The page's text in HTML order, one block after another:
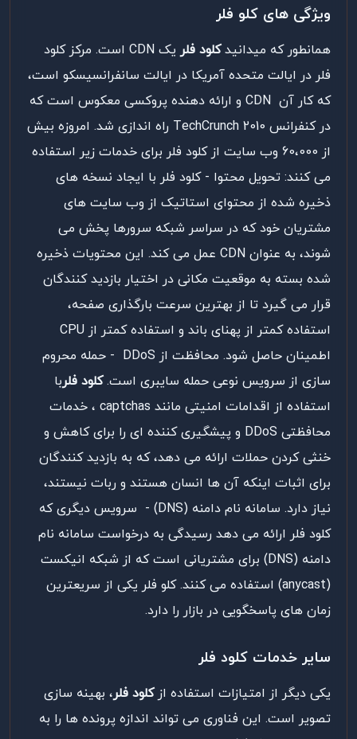
ویژگی های کلو فلر
همانطور که میدانیدکلود فلر
یک CDN است. مرکز کلود
فلر در ایالت متحده آمریکا در ایالت سانفرانسیسکو است،
که کار آن CDN و ارائه دهنده پروکسی معکوس است که
در کنفرانس TechCrunch 2010 راه اندازی شد. امروزه بیش
از 60،000 وب سایت از کلود فلر برای خدمات زیر استفاده
می کنند: تحویل محتوا - کلود فلر با ایجاد نسخه های
ذخیره شده از محتوای استاتیک از وب سایت های
مشتریان خود که در سراسر شبکه سرورها پخش می
شوند، به عنوان CDN عمل می کند. این محتویات ذخیره
شده بسته به موقعیت مکانی در اختیار بازدید کنندگان
قرار می گیرد تا از بهترین سرعت بارگذاری صفحه،
استفاده کمتر از پهنای باند و استفاده کمتر از CPU
اطمینان حاصل شود. محافظت از DDoS - حمله محروم
سازی از سرویس نوعی حمله سایبری است.کلود فلربا
استفاده از اقدامات امنیتی مانند captchas ، خدمات
محافظتی DDoS و پیشگیری کننده ای را برای کاهش و
خنثی کردن حملات ارائه می دهد، که به بازدید کنندگان
برای اثبات اینکه آن ها انسان هستند و ربات نیستند،
نیاز دارد. سامانه نام دامنه (DNS) - سرویس دیگری که
کلود فلر ارائه می دهد رسیدگی به درخواست سامانه نام
دامنه (DNS) برای مشتریانی است که از شبکه انیکست
(anycast) استفاده می کنند. کلو فلر یکی از سریعترین
زمان های پاسخگویی در بازار را دارد.
سایر خدمات کلود فلر
یکی دیگر از امتیازات استفاده ازکلود فلر، بهینه سازی
تصویر است. این فناوری می تواند اندازه پرونده ها را به